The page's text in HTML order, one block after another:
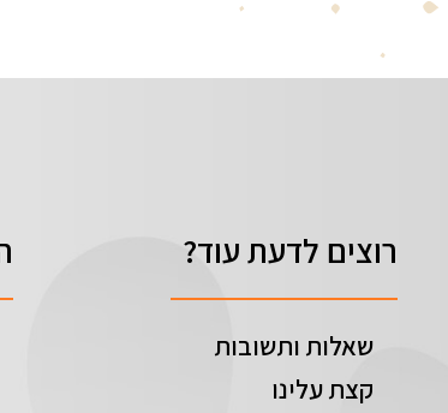
רוצים לדעת עוד?
שאלות ותשובות
קצת עלינו